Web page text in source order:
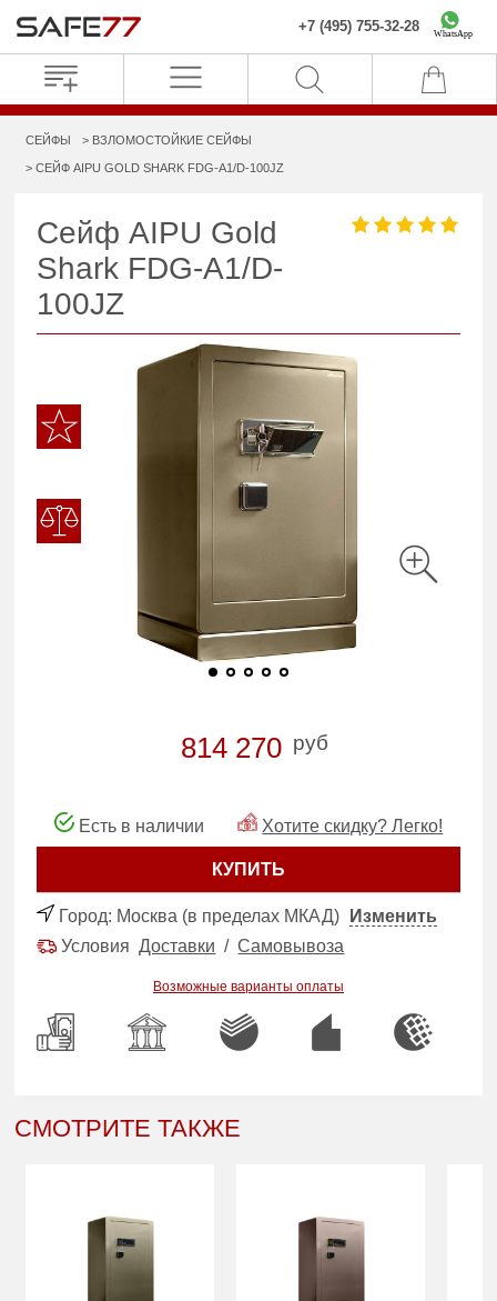
+7 (495) 755-32-28 WhatsApp
СЕЙФЫ ВЗЛОМОСТОЙКИЕ СЕЙФЫ
СЕЙФ AIPU GOLD SHARK FDG-A1/D-100JZ
Сейф AIPU Gold
Shark FDG-A1/D-
100JZ
814 270 руб
Есть в наличии Хотите скидку? Легко!
КУПИТЬ
Город: Москва (в пределах МКАД)
Изменить
УсловияДоставки /Самовывоза
Возможные варианты оплаты
СМОТРИТЕ ТАКЖЕ